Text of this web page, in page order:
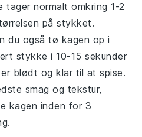
tager normalt omkring 1-2
på stykket.
du også tø kagen op i
stykke i 10-15 sekunder
blødt og klar til at spise.
smag og tekstur,
kagen inden for 3